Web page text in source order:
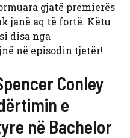
gjatë premierës
janë aq të fortë. Këtu
disa nga
në episodin tjetër!
Conley
e
në Bachelor